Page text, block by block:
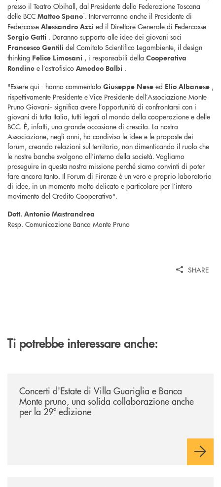
presso il Teatro Obihall, dal Presidente della Federazione Toscana
delle BCC Matteo Spanò. Interverranno anche il Presidente di
Federcasse Alessandro Azzi ed il Direttore Generale di Federcasse
Sergio Gatti . Daranno supporto alle idee dei giovani soci
Francesco Gentili del Comitato Scientifico Legambiente, il design
thinking Felice Limosani , i responsabili della Cooperativa
Rondine e l’astrofisico Amedeo Balbi .
"Essere qui - hanno commentato Giuseppe Nese ed Elio Albanese ,
rispettivamente Presidente e Vice Presidente dell’Associazione Monte
Pruno Giovani- significa avere l’opportunità di confrontarsi con i
giovani di tutta Italia, tutti legati al mondo della cooperazione e delle
BCC. È, infatti, una grande occasione di crescita. La nostra
Associazione, negli anni, ha condiviso le idee e le proposte dei
forum, creando relazioni sul territorio, non dimenticando il ruolo che
le nostre banche svolgono all’interno della società. Vogliamo
proseguire in questa nostra missione perché siamo convinti di poter
fare ancora tanto. Il Forum di Firenze è un vero e proprio laboratorio
di idee, in un momento molto delicato e particolare per l’intero
movimento del Credito Cooperativo".
Dott. Antonio Mastrandrea
Resp. Comunicazione Banca Monte Pruno
SHARE
Ti potrebbe interessare anche:
Concerti d'Estate di Villa Guariglia e Banca
Monte pruno, una solida collaborazione anche
per la 29ª edizione